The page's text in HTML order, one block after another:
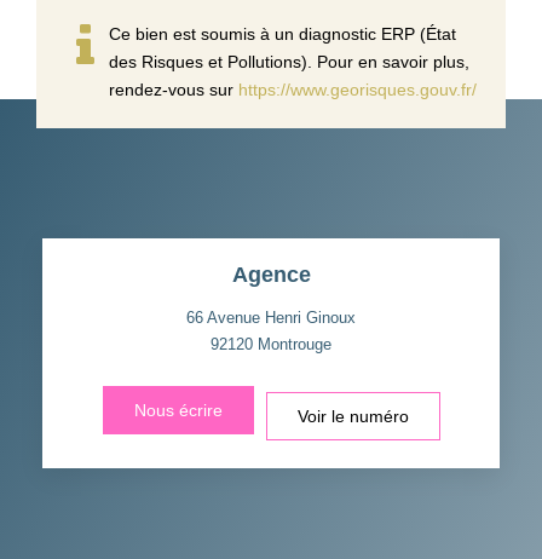
Ce bien est soumis à un diagnostic ERP (État
des Risques et Pollutions). Pour en savoir plus,
rendez-vous sur https://www.georisques.gouv.fr/
Agence
66 Avenue Henri Ginoux
92120 Montrouge
Nous écrire Voir le numéro